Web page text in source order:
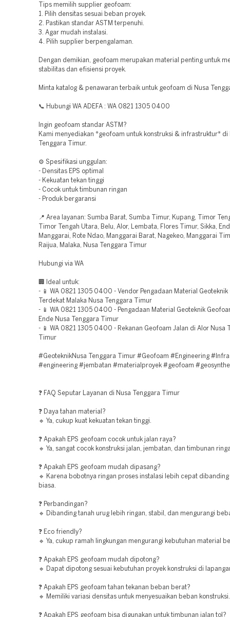
Tips memilih supplier geofoam:
1. Pilih densitas sesuai beban proyek.
2. Pastikan standar ASTM terpenuhi.
3. Agar mudah instalasi.
4. Pilih supplier berpengalaman.
Dengan demikian, geofoam merupakan material penting untuk
stabilitas dan efisiensi proyek.
Minta katalog & penawaran terbaik untuk geofoam di Nusa
📞 Hubungi WA ADEFA : WA 0821 1305 0400
Ingin geofoam standar ASTM?
Kami menyediakan *geofoam untuk konstruksi & infrastruktur* di
Tenggara Timur.
⚙️ Spesifikasi unggulan:
- Densitas EPS optimal
- Kekuatan tekan tinggi
- Cocok untuk timbunan ringan
- Produk bergaransi
📍 Area layanan: Sumba Barat, Sumba Timur, Kupang, Timor
Timor Tengah Utara, Belu, Alor, Lembata, Flores Timur, Sikka,
Manggarai, Rote Ndao, Manggarai Barat, Nagekeo, Manggarai
Raijua, Malaka, Nusa Tenggara Timur
Hubungi via WA
🏢 Ideal untuk:
- 📱 WA 0821 1305 0400 - Vendor Pengadaan Material Geoteknik
Terdekat Malaka Nusa Tenggara Timur
- 📱 WA 0821 1305 0400 - Pengadaan Material Geoteknik
Ende Nusa Tenggara Timur
- 📱 WA 0821 1305 0400 - Rekanan Geofoam Jalan di Alor Nusa
Timur
#GeoteknikNusa Tenggara Timur #Geofoam #Engineering
#engineering #jembatan #materialproyek #geofoam
❓ FAQ Seputar Layanan di Nusa Tenggara Timur
❓ Daya tahan material?
🔹 Ya, cukup kuat kekuatan tekan tinggi.
❓ Apakah EPS geofoam cocok untuk jalan raya?
🔹 Ya, sangat cocok konstruksi jalan, jembatan, dan timbunan
❓ Apakah EPS geofoam mudah dipasang?
🔹 Karena bobotnya ringan proses instalasi lebih cepat
biasa.
❓ Perbandingan?
🔹 Dibanding tanah urug lebih ringan, stabil, dan mengurangi
❓ Eco friendly?
🔹 Ya, cukup ramah lingkungan mengurangi kebutuhan material
❓ Apakah EPS geofoam mudah dipotong?
🔹 Dapat dipotong sesuai kebutuhan proyek konstruksi di
❓ Apakah EPS geofoam tahan tekanan beban berat?
🔹 Memiliki variasi densitas untuk menyesuaikan beban konstruksi.
❓ Apakah EPS geofoam bisa digunakan untuk timbunan jalan tol?